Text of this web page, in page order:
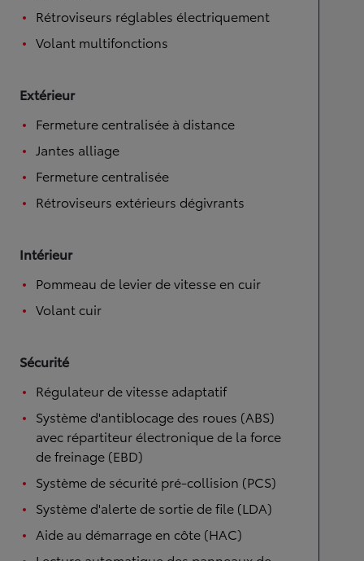
Rétroviseurs réglables électriquement
Volant multifonctions
Extérieur
Fermeture centralisée à distance
Jantes alliage
Fermeture centralisée
Rétroviseurs extérieurs dégivrants
Intérieur
Pommeau de levier de vitesse en cuir
Volant cuir
Sécurité
Régulateur de vitesse adaptatif
Système d'antiblocage des roues (ABS)
avec répartiteur électronique de la force
de freinage (EBD)
Système de sécurité pré-collision (PCS)
Système d'alerte de sortie de file (LDA)
Aide au démarrage en côte (HAC)